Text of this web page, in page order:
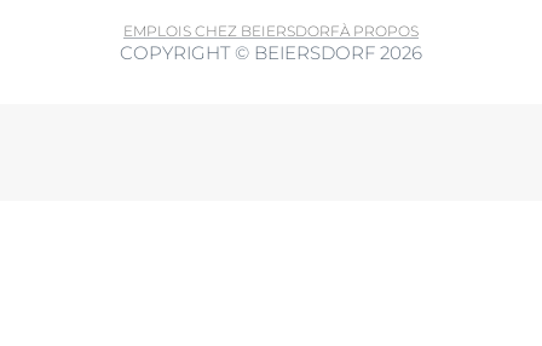
EMPLOIS CHEZ BEIERSDORFÀ PROPOS
COPYRIGHT © BEIERSDORF 2026